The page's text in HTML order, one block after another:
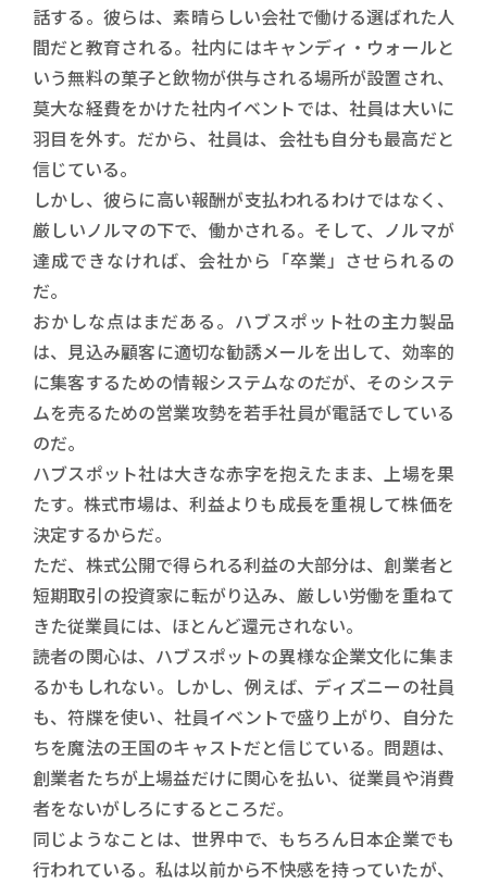
話する。彼らは、素晴らしい会社で働ける選ばれた人
間だと教育される。社内にはキャンディ・ウォールと
いう無料の菓子と飲物が供与される場所が設置され、
莫大な経費をかけた社内イベントでは、社員は大いに
羽目を外す。だから、社員は、会社も自分も最高だと
信じている。
しかし、彼らに高い報酬が支払われるわけではなく、
厳しいノルマの下で、働かされる。そして、ノルマが
達成できなければ、会社から「卒業」させられるの
だ。
おかしな点はまだある。ハブスポット社の主力製品
は、見込み顧客に適切な勧誘メールを出して、効率的
に集客するための情報システムなのだが、そのシステ
ムを売るための営業攻勢を若手社員が電話でしている
のだ。
ハブスポット社は大きな赤字を抱えたまま、上場を果
たす。株式市場は、利益よりも成長を重視して株価を
決定するからだ。
ただ、株式公開で得られる利益の大部分は、創業者と
短期取引の投資家に転がり込み、厳しい労働を重ねて
きた従業員には、ほとんど還元されない。
読者の関心は、ハブスポットの異様な企業文化に集ま
るかもしれない。しかし、例えば、ディズニーの社員
も、符牒を使い、社員イベントで盛り上がり、自分た
ちを魔法の王国のキャストだと信じている。問題は、
創業者たちが上場益だけに関心を払い、従業員や消費
者をないがしろにするところだ。
同じようなことは、世界中で、もちろん日本企業でも
行われている。私は以前から不快感を持っていたが、